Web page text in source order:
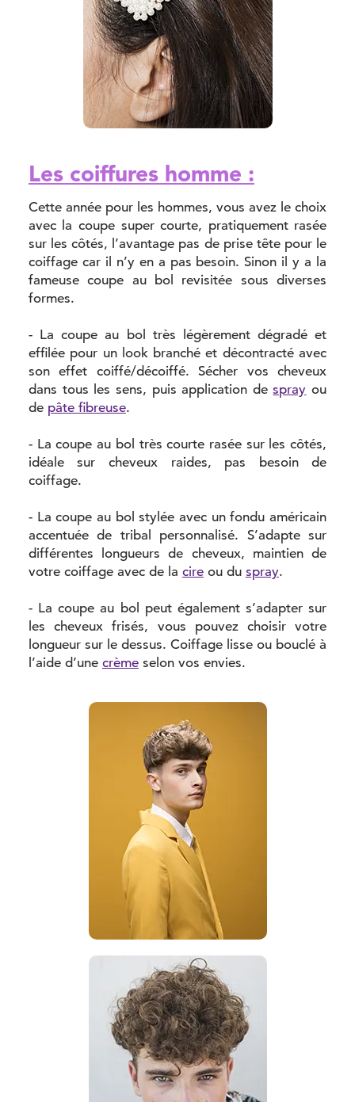
Les coiffures homme :
Cette année pour les hommes, vous avez le choix
avec la coupe super courte, pratiquement rasée
sur les côtés, l’avantage pas de prise tête pour le
coiffage car il n’y en a pas besoin. Sinon il y a la
fameuse coupe au bol revisitée sous diverses
formes.
- La coupe au bol très légèrement dégradé et
effilée pour un look branché et décontracté avec
son effet coiffé/décoiffé. Sécher vos cheveux
dans tous les sens, puis application despray ou
de pâte fibreuse.
- La coupe au bol très courte rasée sur les côtés,
idéale sur cheveux raides, pas besoin de
coiffage.
- La coupe au bol stylée avec un fondu américain
accentuée de tribal personnalisé. S’adapte sur
différentes longueurs de cheveux, maintien de
votre coiffage avec de la cireou du spray.
- La coupe au bol peut également s’adapter sur
les cheveux frisés, vous pouvez choisir votre
longueur sur le dessus. Coiffage lisse ou bouclé à
l’aide d’une crèmeselon vos envies.